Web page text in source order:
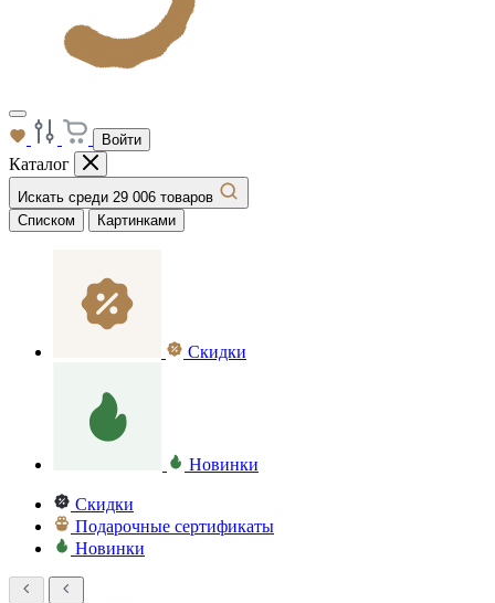
Войти
Каталог
Искать среди 29 006 товаров
Списком
Картинками
Скидки
Новинки
Скидки
Подарочные сертификаты
Новинки